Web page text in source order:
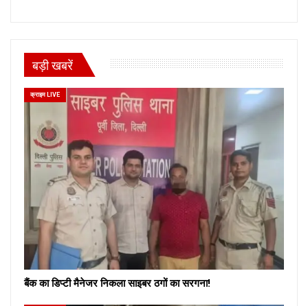
बड़ी खबरें
क्राइम LIVE
बैंक का डिप्टी मैनेजर निकला साइबर ठगों का सरगना!